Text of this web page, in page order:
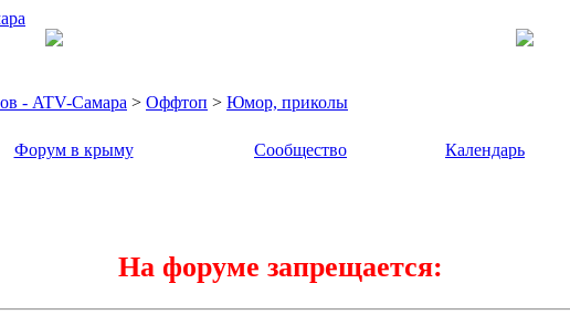
- ATV-Самара > Оффтоп > Юмор, приколы
Форум в крыму Сообщество Календарь
На форуме запрещается: